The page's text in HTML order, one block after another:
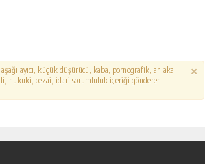
küçük düşürücü, kaba, pornografik, ahlaka
hukuki, cezai, idari sorumluluk içeriği gönderen